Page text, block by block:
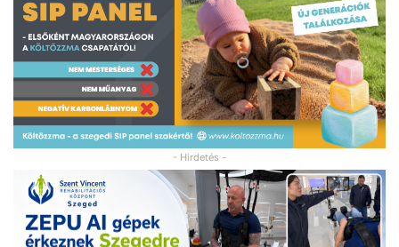
- Hirdetés -